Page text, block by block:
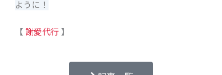
ように！
【 謝愛代行 】